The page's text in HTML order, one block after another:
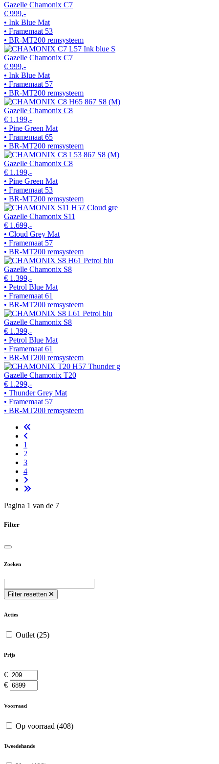
Gazelle Chamonix C7
€ 999,-
• Ink Blue Mat
• Framemaat 53
• BR-MT200 remsysteem
Gazelle Chamonix C7
€ 999,-
• Ink Blue Mat
• Framemaat 57
• BR-MT200 remsysteem
Gazelle Chamonix C8
€ 1.199,-
• Pine Green Mat
• Framemaat 65
• BR-MT200 remsysteem
Gazelle Chamonix C8
€ 1.199,-
• Pine Green Mat
• Framemaat 53
• BR-MT200 remsysteem
Gazelle Chamonix S11
€ 1.699,-
• Cloud Grey Mat
• Framemaat 57
• BR-MT200 remsysteem
Gazelle Chamonix S8
€ 1.399,-
• Petrol Blue Mat
• Framemaat 61
• BR-MT200 remsysteem
Gazelle Chamonix S8
€ 1.399,-
• Petrol Blue Mat
• Framemaat 61
• BR-MT200 remsysteem
Gazelle Chamonix T20
€ 1.299,-
• Thunder Grey Mat
• Framemaat 57
• BR-MT200 remsysteem
1
2
3
4
Pagina 1 van de 7
Filter
Zoeken
Filter resetten
Acties
Outlet(25)
Prijs
€
€
Voorraad
Op voorraad (408)
Tweedehands